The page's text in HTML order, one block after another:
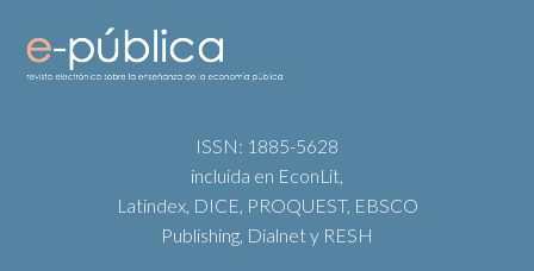
ISSN: 1885-5628
incluida en EconLit,
Latindex, DICE, PROQUEST, EBSCO
Publishing, Dialnet y RESH